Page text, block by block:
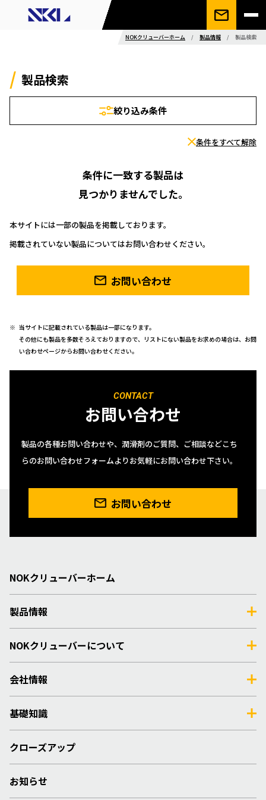
NOKクリューバーホーム / 製品情報 / 製品検索
製品検索
絞り込み条件
条件をすべて解除
条件に一致する製品は
見つかりませんでした。
本サイトには一部の製品を掲載しております。
掲載されていない製品についてはお問い合わせください。
お問い合わせ
当サイトに記載されている製品は一部になります。
その他にも製品を多数そろえておりますので、リストにない製品をお求めの場合は、お問
い合わせページからお問い合わせください。
CONTACT
お問い合わせ
製品の各種お問い合わせや、潤滑剤のご質問、ご相談などこち
らのお問い合わせフォームよりお気軽にお問い合わせ下さい。
お問い合わせ
NOKクリューバーホーム
製品情報
NOKクリューバーについて
会社情報
基礎知識
クローズアップ
お知らせ